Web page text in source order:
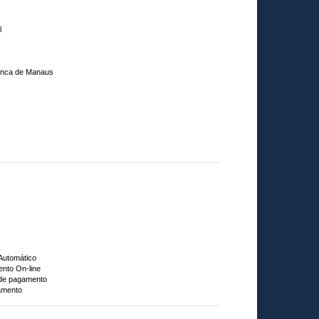
de Manaus
On-line
pagamento